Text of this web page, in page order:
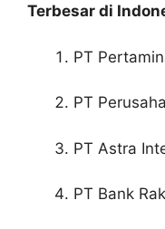
Terbesar di
PT
PT
PT Astra
PT Bank